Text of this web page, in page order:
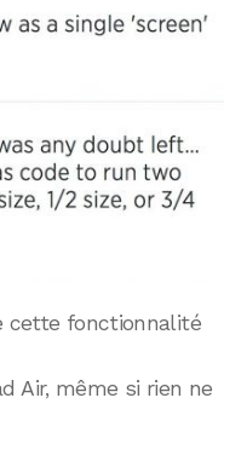
cette fonctionnalité
Air, même si rien ne